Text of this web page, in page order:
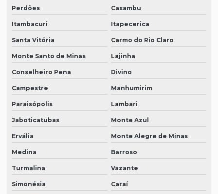
Perdões Caxambu
Itambacuri Itapecerica
Santa Vitória Carmo do Rio Claro
Monte Santo de Minas Lajinha
Conselheiro Pena Divino
Campestre Manhumirim
Paraisópolis Lambari
Jaboticatubas Monte Azul
Ervália Monte Alegre de Minas
Medina Barroso
Turmalina Vazante
Simonésia Caraí